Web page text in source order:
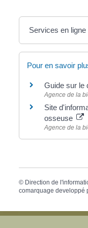
Services en
Pour en savoir
Guide sur le
Agence de la
Site
osseuse
Agence de la
© Direction de
comarquage developpé